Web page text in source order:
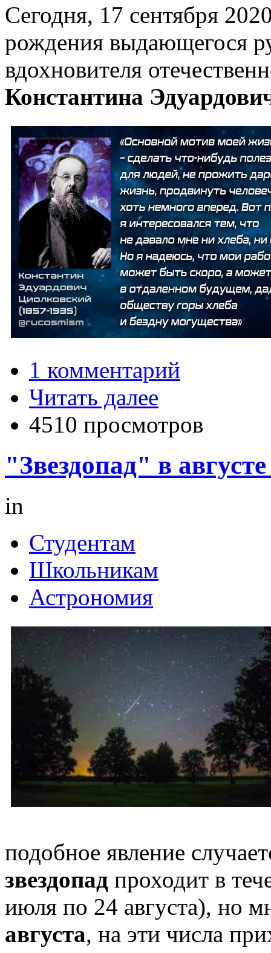
Сегодня, 17 сентября
рождения выдающегося
вдохновителя
Константина
1 комментарий
Читать далее
4510 просмотров
"Звездопад" в
in
Студентам
Школьникам
Астрономия
подобное явление
звездопад проходит в
июля по 24 августа), но
августа, на эти числа